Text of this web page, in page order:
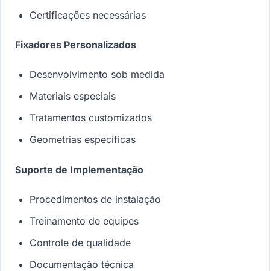
Certificações necessárias
Fixadores Personalizados
Desenvolvimento sob medida
Materiais especiais
Tratamentos customizados
Geometrias específicas
Suporte de Implementação
Procedimentos de instalação
Treinamento de equipes
Controle de qualidade
Documentação técnica